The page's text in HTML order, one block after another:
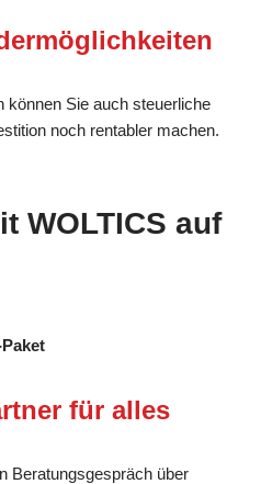
können Sie auch steuerliche
noch rentabler machen.
WOLTICS auf
für alles
Beratungsgespräch über